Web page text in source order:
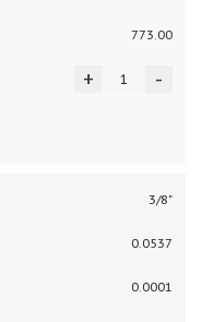
773.00
-
+
3/8"
0.0537
0.0001